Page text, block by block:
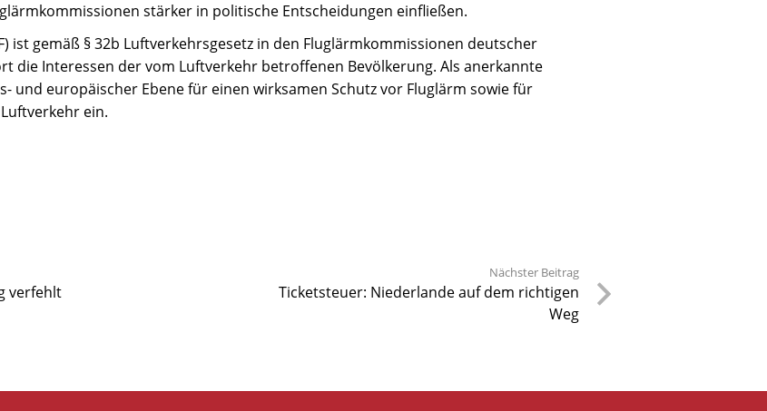
stärker in politische Entscheidungen einfließen.
ist gemäß § 32b Luftverkehrsgesetz in den Fluglärmkommissionen deutscher
die Interessen der vom Luftverkehr betroffenen Bevölkerung. Als anerkannte
und europäischer Ebene für einen wirksamen Schutz vor Fluglärm sowie für
ein.
verfehlt
Nächster Beitrag
Ticketsteuer: Niederlande auf dem richtigen
Weg